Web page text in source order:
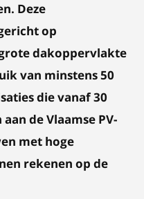
Deze
op
dakoppervlakte
van minstens 50
die vanaf 30
de Vlaamse PV-
met hoge
rekenen op de